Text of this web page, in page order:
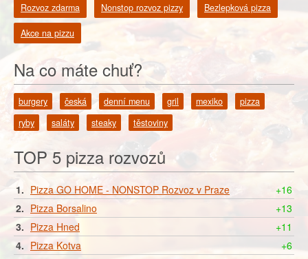
Rozvoz zdarma Nonstop rozvoz pizzy Bezlepková pizza
Akce na pizzu
Na co máte chuť?
burgery česká denní menu gril mexiko
pizza
ryby
saláty steaky těstoviny
TOP 5 pizza rozvozů
1. Pizza GO HOME - NONSTOP Rozvoz v Praze
+16
2. Pizza Borsalino
+13
3. Pizza Hned
+11
4. Pizza Kotva
+6